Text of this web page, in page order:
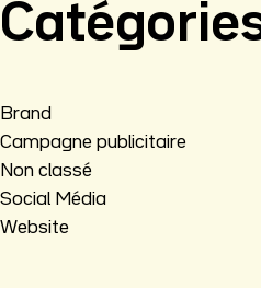
Brand
Campagne publicitaire
Non classé
Social Média
Website